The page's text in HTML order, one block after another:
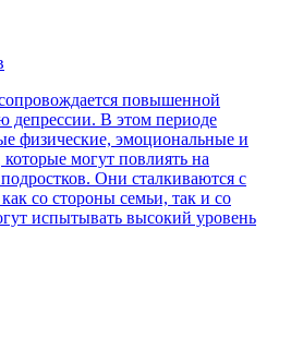
повышенной
депрессии. В этом периоде
физические, эмоциональные и
могут повлиять на
Они сталкиваются с
со стороны семьи, так и со
испытывать высокий уровень